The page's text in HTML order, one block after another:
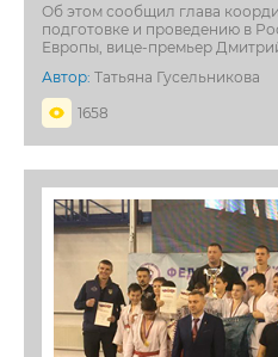
Об этом сообщил глава
подготовке и проведению в
Европы, вице-премьер
Автор: Татьяна Гусельникова
1658